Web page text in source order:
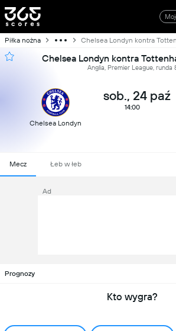
Piłka nożna Chelsea Londyn kontra
Chelsea Londyn kontra
Anglia, Premier League, runda
Chelsea Londyn
sob., 24 paź
14:00
Mecz Łeb w łeb
Ad
Prognozy
Kto wygra?